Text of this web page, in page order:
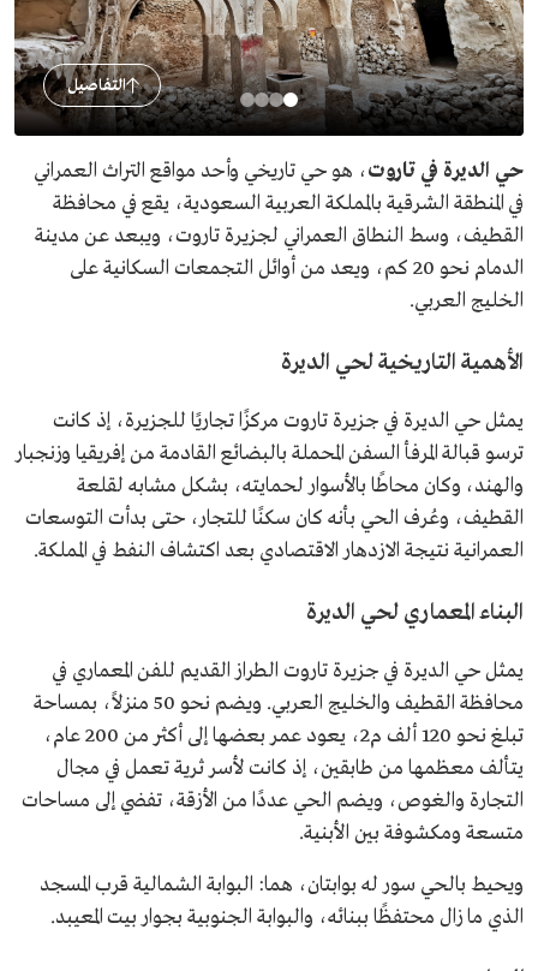
التفاصيل
حي الديرة في تاروت، هو حي تاريخي وأحد مواقع التراث العمراني
في المنطقة الشرقية بالمملكة العربية السعودية، يقع في محافظة
القطيف، وسط النطاق العمراني لجزيرة تاروت، ويبعد عن مدينة
الدمام نحو 20 كم، ويعد من أوائل التجمعات السكانية على
الخليج العربي.
الأهمية التاريخية لحي الديرة
يمثل حي الديرة في جزيرة تاروت مركزًا تجاريًا للجزيرة، إذ كانت
ترسو قبالة المرفأ السفن المحملة بالبضائع القادمة من إفريقيا وزنجبار
والهند، وكان محاطًا بالأسوار لحمايته، بشكل مشابه لقلعة
القطيف، وعُرف الحي بأنه كان سكنًا للتجار، حتى بدأت التوسعات
العمرانية نتيجة الازدهار الاقتصادي بعد اكتشاف النفط في المملكة.
البناء المعماري لحي الديرة
يمثل حي الديرة في جزيرة تاروت الطراز القديم للفن المعماري في
محافظة القطيف والخليج العربي. ويضم نحو 50 منزلاً، بمساحة
تبلغ نحو 120 ألف م2، يعود عمر بعضها إلى أكثر من 200 عام،
يتألف معظمها من طابقين، إذ كانت لأسر ثرية تعمل في مجال
التجارة والغوص، ويضم الحي عددًا من الأزقة، تفضي إلى مساحات
متسعة ومكشوفة بين الأبنية.
ويحيط بالحي سور له بوابتان، هما: البوابة الشمالية قرب المسجد
الذي ما زال محتفظًا ببنائه، والبوابة الجنوبية بجوار بيت المعيبد.